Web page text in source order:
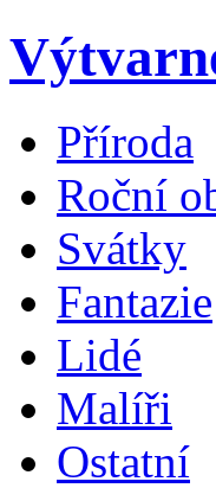
Příroda
Roční
Svátky
Fantazie
Lidé
Malíři
Ostatní